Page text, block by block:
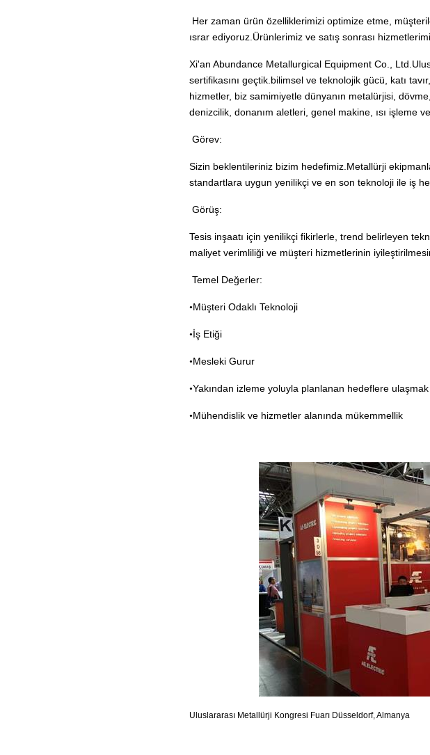
Her zaman ürün özelliklerimizi optimize etme,
ısrar ediyoruz.Ürünlerimiz ve satış sonrası
Xi'an Abundance Metallurgical Equipment Co., Ltd.
sertifikasını geçtik.bilimsel ve teknolojik gücü, katı
hizmetler, biz samimiyetle dünyanın metalürjisi,
denizcilik, donanım aletleri, genel makine, ısı işleme
Görev:
Sizin beklentileriniz bizim hedefimiz.Metallürji
standartlara uygun yenilikçi ve en son teknoloji ile iş
Görüş:
Tesis inşaatı için yenilikçi fikirlerle, trend belirleyen
maliyet verimliliği ve müşteri hizmetlerinin
Temel Değerler:
•Müşteri Odaklı Teknoloji
•İş Etiği
•Mesleki Gurur
•Yakından izleme yoluyla planlanan hedeflere ulaşmak
•Mühendislik ve hizmetler alanında mükemmellik
Uluslararası Metallürji Kongresi Fuarı Düsseldorf, Almanya